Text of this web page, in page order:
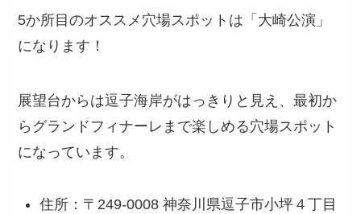
5か所目のオススメ穴場スポットは「大崎公演」
になります！
展望台からは逗子海岸がはっきりと見え、最初か
らグランドフィナーレまで楽しめる穴場スポット
になっています。
住所：〒249-0008 神奈川県逗子市小坪４丁目